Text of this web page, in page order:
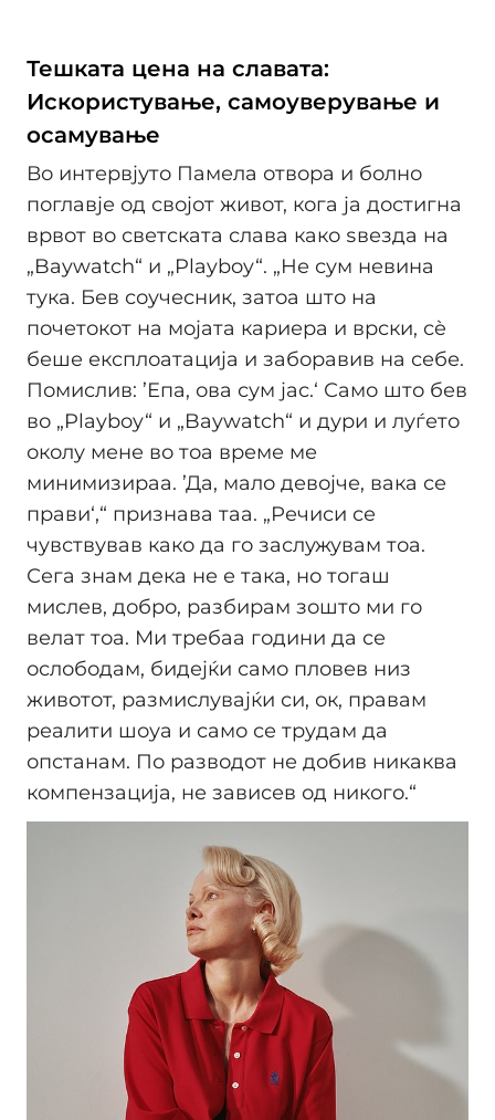
Тешката цена на славата:
Искористување, самоуверување и
осамување
Во интервјуто Памела отвора и болно
поглавје од својот живот, кога ја достигна
врвот во светската слава како ѕвезда на
„Baywatch“ и „Playboy“. „Не сум невина
тука. Бев соучесник, затоа што на
почетокот на мојата кариера и врски, сè
беше експлоатација и заборавив на себе.
Помислив: ’Епа, ова сум јас.‘ Само што бев
во „Playboy“ и „Baywatch“ и дури и луѓето
околу мене во тоа време ме
минимизираа. ’Да, мало девојче, вака се
прави‘,“ признава таа. „Речиси се
чувствував како да го заслужувам тоа.
Сега знам дека не е така, но тогаш
мислев, добро, разбирам зошто ми го
велат тоа. Ми требаа години да се
ослободам, бидејќи само пловев низ
животот, размислувајќи си, ок, правам
реалити шоуа и само се трудам да
опстанам. По разводот не добив никаква
компензација, не зависев од никого.“